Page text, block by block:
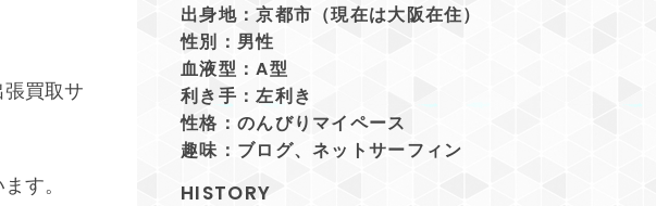
買取サ
す。
出身地：京都市（現在は大阪在住）
性別：男性
血液型：A型
利き手：左利き
性格：のんびりマイペース
趣味：ブログ、ネットサーフィン
HISTORY